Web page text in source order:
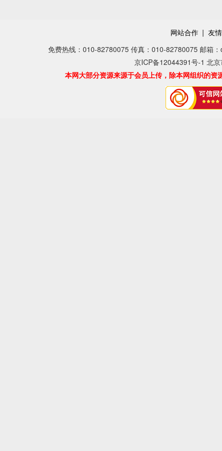
网站合作 | 友
免费热线：010-82780075 传真：010-82780075 邮箱
京ICP备12044391号-1 北
本网大部分资源来源于会员上传，除本网组织的